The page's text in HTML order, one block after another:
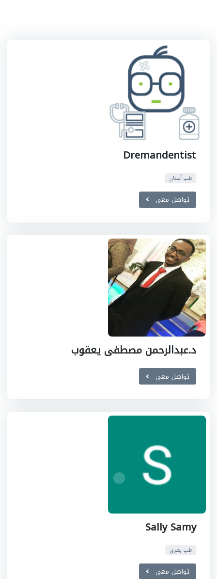
Dremandentist
طب أسنان
تواصل معي
د.عبدالرحمن مصطفى يعقوب
تواصل معي
Sally Samy
طب بشري
تواصل معي